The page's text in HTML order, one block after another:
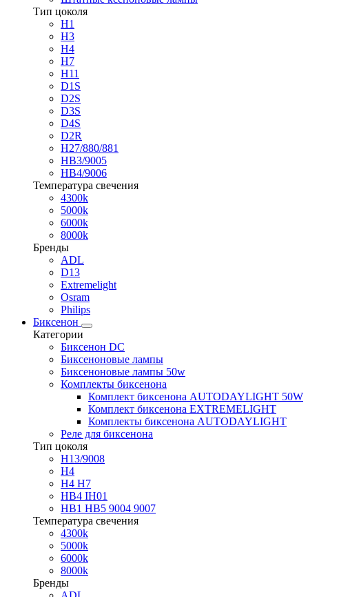
Тип цоколя
H1
H3
H4
H7
H11
D1S
D2S
D3S
D4S
D2R
H27/880/881
HB3/9005
HB4/9006
Температура свечения
4300k
5000k
6000k
8000k
Бренды
ADL
D13
Extremelight
Osram
Philips
Биксенон
Категории
Биксенон DC
Биксеноновые лампы
Биксеноновые лампы 50w
Комплекты биксенона
Комплект биксенона AUTODAYLIGHT 50W
Комплект биксенона EXTREMELIGHT
Комплекты биксенона AUTODAYLIGHT
Реле для биксенона
Тип цоколя
H13/9008
H4
H4 H7
HB4 IH01
HB1 HB5 9004 9007
Температура свечения
4300k
5000k
6000k
8000k
Бренды